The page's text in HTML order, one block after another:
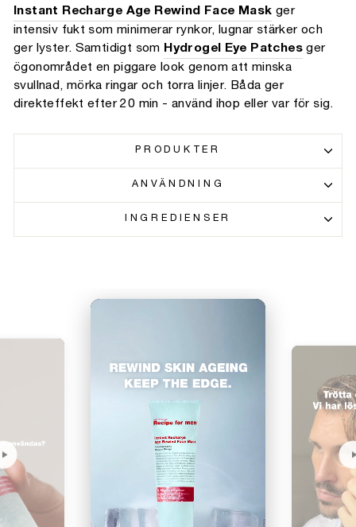
Instant Recharge Age Rewind Face Mask ger
intensiv fukt som minimerar rynkor, lugnar stärker och
ger lyster. Samtidigt som Hydrogel Eye Patches ger
ögonområdet en piggare look genom att minska
svullnad, mörka ringar och torra linjer. Båda ger
direkteffekt efter 20 min - använd ihop eller var för sig.
PRODUKTER
ANVÄNDNING
INGREDIENSER